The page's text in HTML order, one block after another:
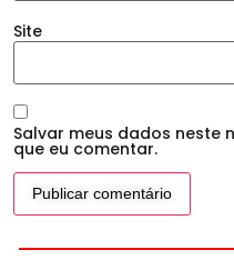
Site
Salvar meus dados neste
que eu comentar.